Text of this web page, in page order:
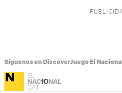
Síguenos en DiscoverJuego El Nacional